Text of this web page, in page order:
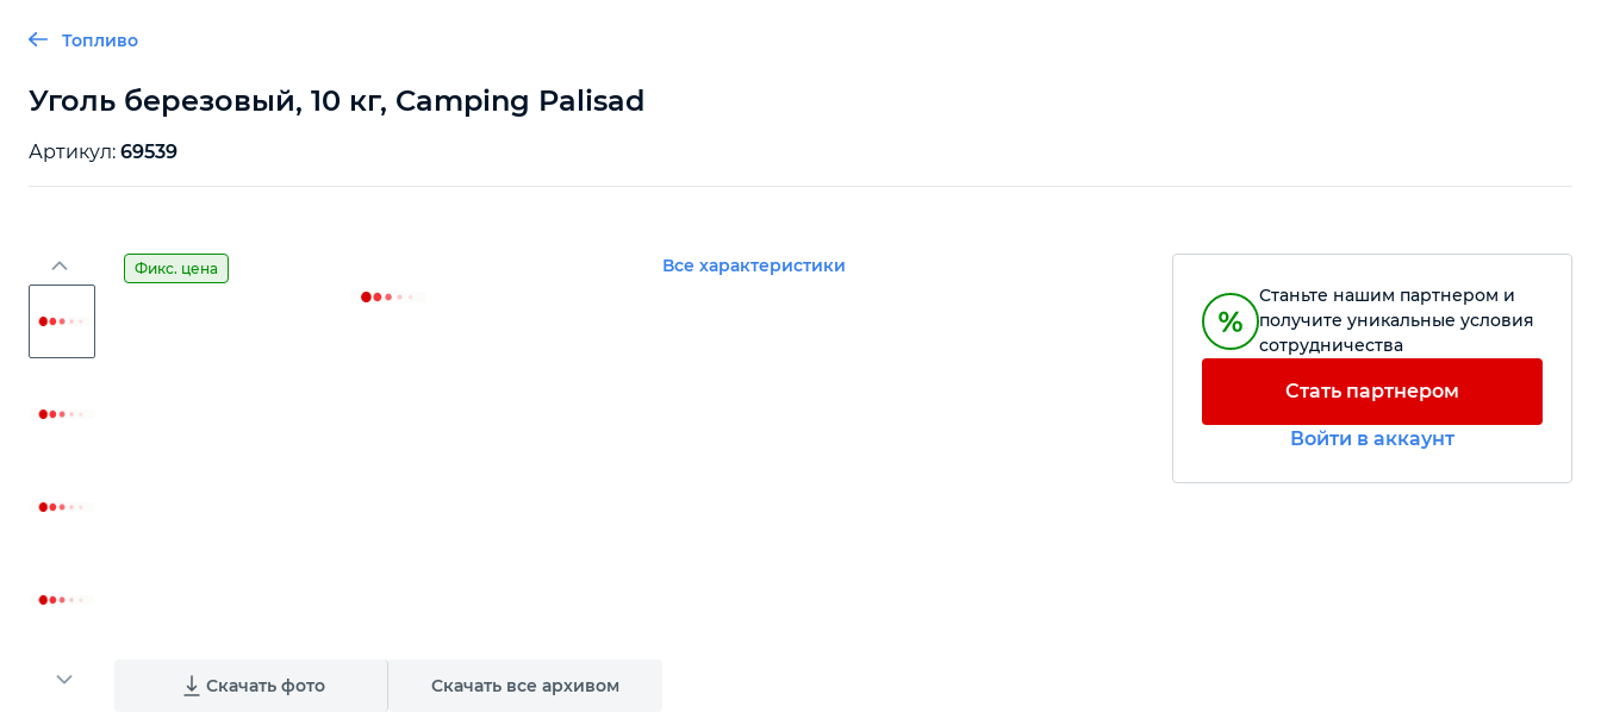
Топливо
Уголь березовый, 10 кг, Camping Palisad
Артикул: 69539
Фикс. цена
Скачать фото Скачать все архивом
Все характеристики
Станьте нашим партнером и
получите уникальные условия
сотрудничества
Стать партнером
Войти в аккаунт